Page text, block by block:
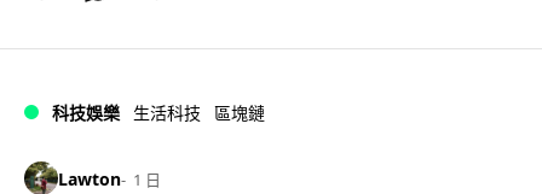
科技娛樂 生活科技 區塊鏈
Lawton 1 日